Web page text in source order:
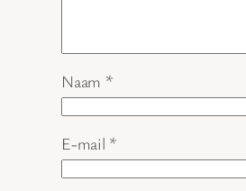
Naam *
E-mail *